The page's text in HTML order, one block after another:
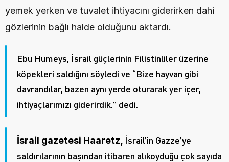
yemek yerken ve tuvalet ihtiyacını giderirken dahi
gözlerinin bağlı halde olduğunu aktardı.
Ebu Humeys, İsrail güçlerinin Filistinliler üzerine
köpekleri saldığını söyledi ve “Bize hayvan gibi
davrandılar, bazen aynı yerde oturarak yer içer,
ihtiyaçlarımızı giderirdik.” dedi.
İsrail gazetesi Haaretz, İsrail’in Gazze’ye
saldırılarının başından itibaren alıkoyduğu çok sayıda